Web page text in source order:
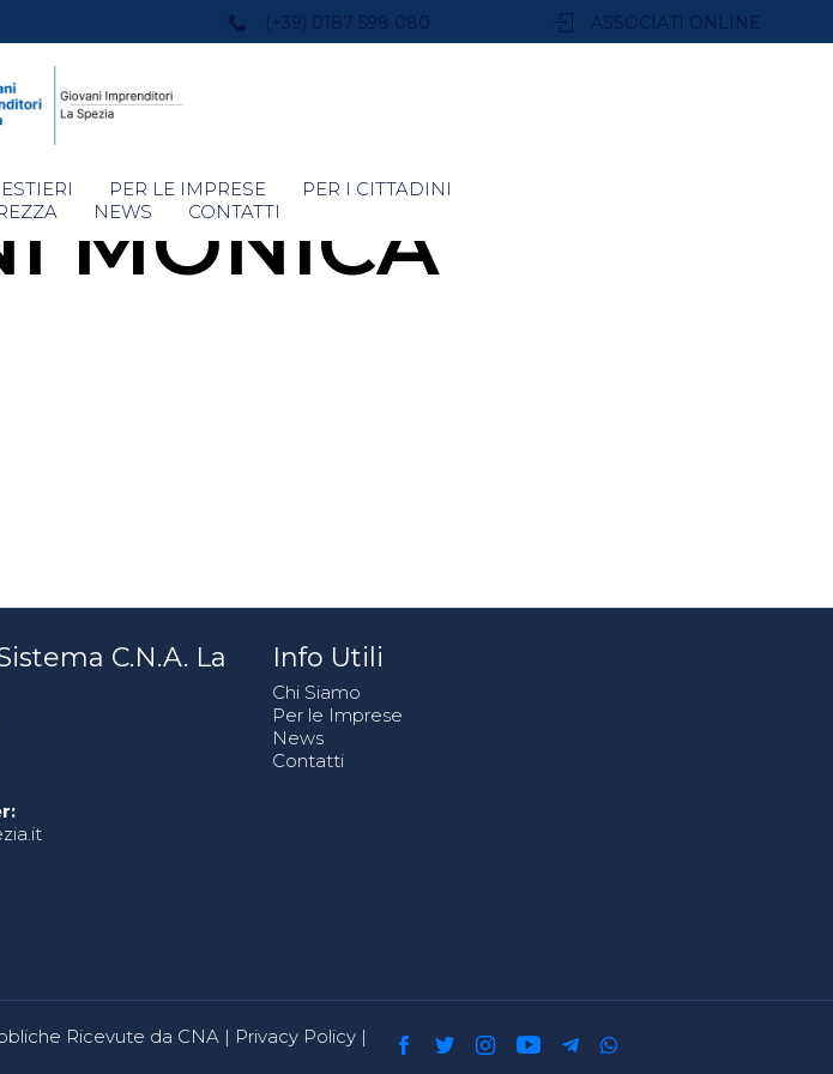
(+39) 0187 598 080 ASSOCIATI ONLINE
Skip
to
PER LE IMPRESE
PER I CITTADINI
NEWS CONTATTI
MONICA
C.N.A. La
Info Utili
Chi Siamo
Per le Imprese
News
Contatti
Ricevute da CNA | Privacy Policy |